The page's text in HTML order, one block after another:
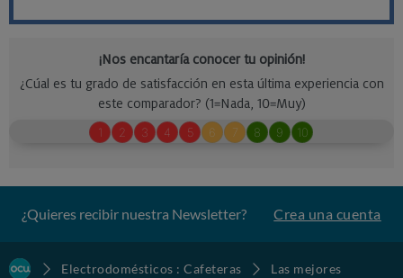
¿Quieres recibir nuestra Newsletter? Crea una cuenta
Electrodomésticos : Cafeteras
Las mejores